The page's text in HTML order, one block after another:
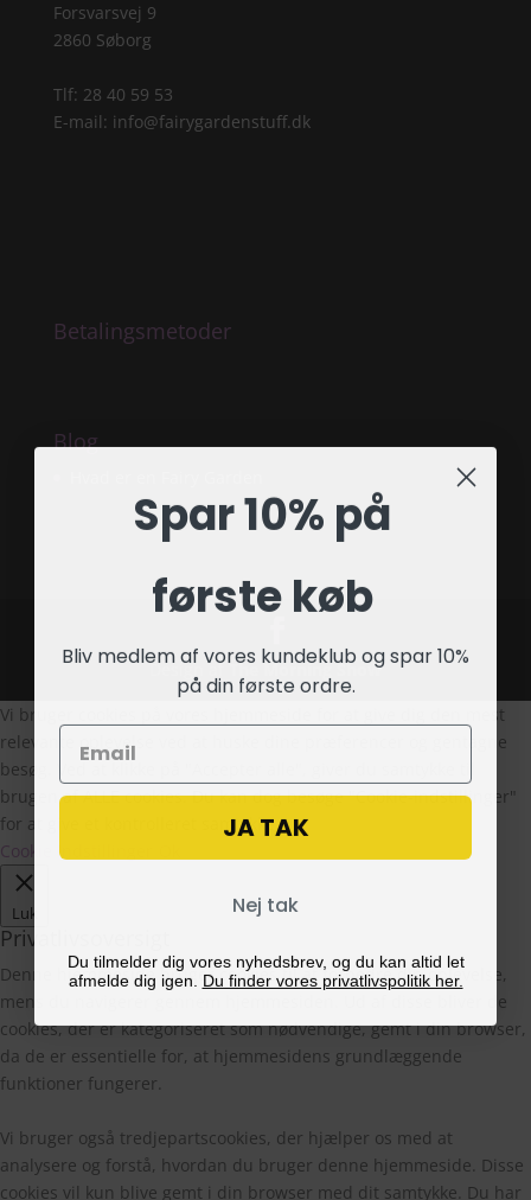
Forsvarsvej 9
2860 Søborg
Tlf: 28 40 59 53
E-mail: info@fairygardenstuff.dk
Betalingsmetoder
Blog
Design afThe Morning Show
Vi bruger cookies på vores hjemmeside for at give dig den mest
relevante oplevelse ved at huske dine præferencer og gentagne
besøg. Ved at klikke på "Accepter alle", giver du samtykke til
brugen af ALLE cookies. Du kan dog besøge "Cookie-indstillinger"
for at give et kontrolleret samtykke.
Cookie Indstillinger
Luk
Privatlivsoversigt
Denne hjemmeside bruger cookies til at forbedre din oplevelse,
mens du navigerer gennem hjemmesiden. Ud af disse bliver de
cookies, der er kategoriseret som nødvendige, gemt i din browser,
da de er essentielle for, at hjemmesidens grundlæggende
funktioner fungerer.
Vi bruger også tredjepartscookies, der hjælper os med at
analysere og forstå, hvordan du bruger denne hjemmeside. Disse
cookies vil kun blive gemt i din browser med dit samtykke. Du har
Spar 10% på
første køb
Bliv medlem af vores kundeklub og spar 10%
på din første ordre.
JA TAK
Nej tak
Du tilmelder dig vores nyhedsbrev, og du kan altid let
afmelde dig igen. Du finder vores privatlivspolitik her.